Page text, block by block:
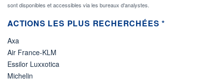
sont disponibles et accessibles via les bureaux d'analystes.
ACTIONS LES PLUS RECHERCHÉES *
Axa
Air France-KLM
Essilor Luxxotica
Michelin